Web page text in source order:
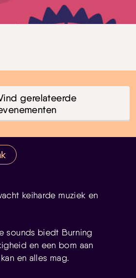
gerelateerde
keiharde muziek en
sounds biedt Burning
en een bom aan
en alles mag.